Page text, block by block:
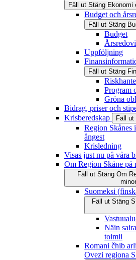
Fäll ut Stäng Ekonomi
Budget och
Fäll ut Stäng
Budget
Uppföljning
Fäll ut Stäng
Program
Gröna
Bidrag, priser och
Krisberedskap
Fäll ut
Region Skånes
ångest
Krisledning
Visas just nu på våra
Om Region Skåne på
Fäll ut Stäng Om
Suomeksi
Fäll ut Stäng
Näin
toimii
Romani čhib
Ovezi regiona